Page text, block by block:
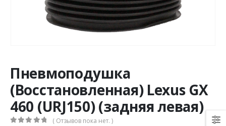
Пневмоподушка
(Восстановленная) Lexus GX
460 (URJ150) (задняя левая)
( Отзывов пока нет. )